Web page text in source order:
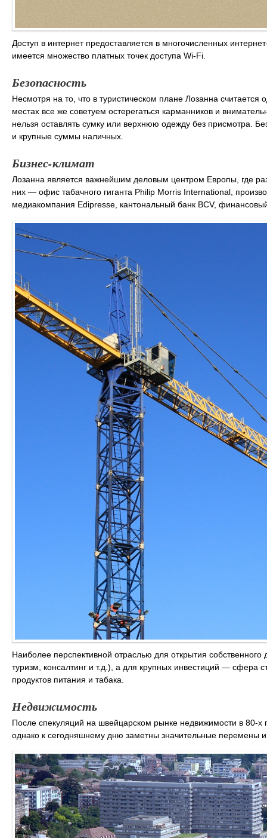
Доступ в интернет предоставляется в многочисленных
имеется множество платных точек доступа Wi-Fi.
Безопасность
Несмотря на то, что в туристическом плане Лозанна
местах все же советуем остерегаться карманников и
нельзя оставлять сумку или верхнюю одежду без присмотра.
и крупные суммы наличных.
Бизнес-климат
Лозанна является важнейшим деловым центром Европы, где
них — офис табачного гиганта Philip Morris International,
медиакомпания Edipresse, кантональный банк BCV,
Наиболее перспективной отраслью для открытия
туризм, консалтинг и т.д.), а для крупных инвестиций — сфера
продуктов питания и табака.
Недвижимость
После спекуляций на швейцарском рынке недвижимости в 80-х
однако к сегодняшнему дню заметны значительные перемены